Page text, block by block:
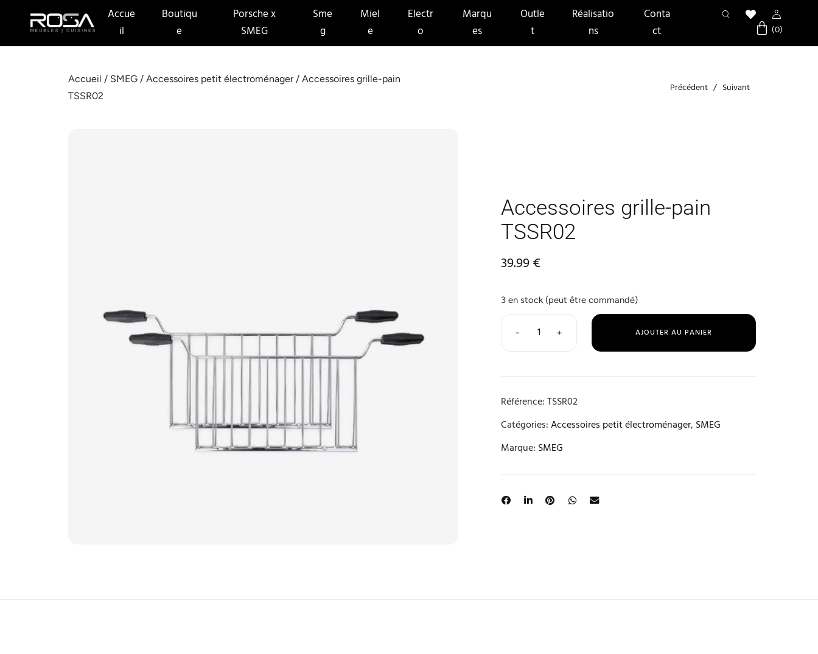
Accue
il
Boutiqu
e
Porsche x
SMEG
Sme
g
Miel
e
Electr
o
Marqu
es
Outle
t
Réalisatio
ns
Conta
ct
Accueil / SMEG / Accessoires petit électroménager/ Accessoires grille-pain
TSSR02
Précédent Suivant
Accessoires grille-pain
TSSR02
39.99€
3 en stock (peut être commandé)
+
- AJOUTER AU PANIER
Référence:TSSR02
Catégories:Accessoires petit électroménager, SMEG
Marque: SMEG